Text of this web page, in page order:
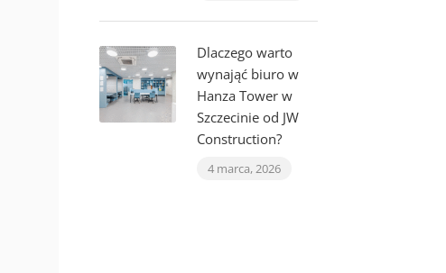
Dlaczego warto
wynająć biuro w
Hanza Tower w
Szczecinie od JW
Construction?
4 marca, 2026